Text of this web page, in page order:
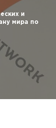
и
мира по